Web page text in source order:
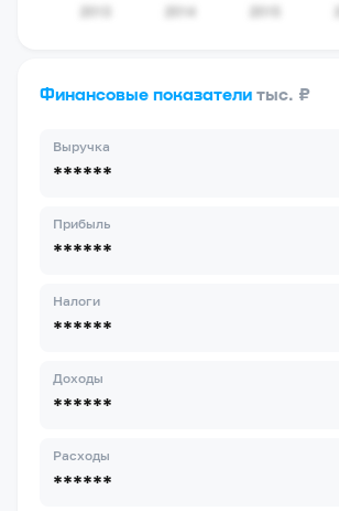
Финансовые показатели тыс. ₽
Выручка
******
Прибыль
******
Налоги
******
Доходы
******
Расходы
******